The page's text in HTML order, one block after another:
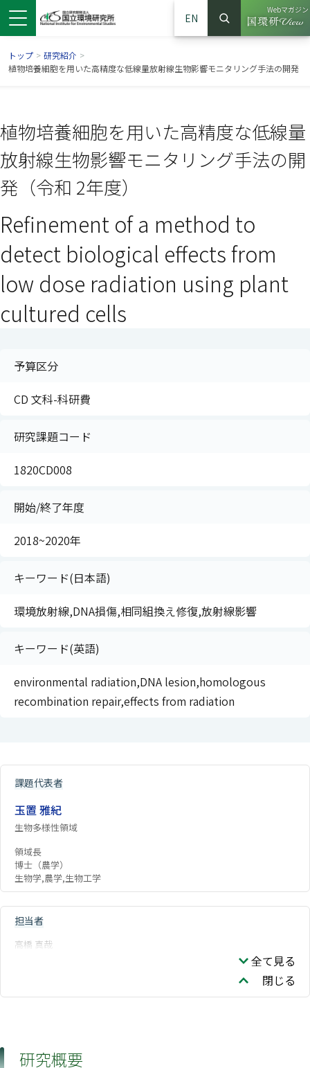
ウで開きます）
ンドウで開きます）
ウインドウで開きます）
EN
サイト内検索
検索
Webマガジン
（別ウイ
トップ > 研究紹介 >
植物培養細胞を用いた高精度な低線量放射線生物影響モニタリング手法の開発
植物培養細胞を用いた高精度な低線量
放射線生物影響モニタリング手法の開
発（令和 2年度）
Refinement of a method to
detect biological effects from
low dose radiation using plant
cultured cells
予算区分
CD 文科-科研費
研究課題コード
1820CD008
開始/終了年度
2018~2020年
キーワード(日本語)
環境放射線,DNA損傷,相同組換え修復,放射線影響
キーワード(英語)
environmental radiation,DNA lesion,homologous
recombination repair,effects from radiation
課題代表者
玉置 雅紀
生物多様性領域
領域長
博士（農学）
生物学,農学,生物工学
担当者
高橋 真哉
全て見る
閉じる
研究概要